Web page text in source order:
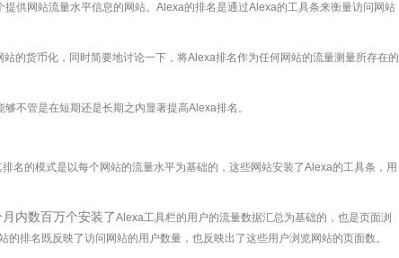
供网站流量水平信息的网站。Alexa的排名是通过Alexa的工具条来衡量访问网站
的货币化，同时简要地讨论一下，将Alexa排名作为任何网站的流量测量所存在的
不管是在短期还是长期之内显著提高Alexa排名。
名的模式是以每个网站的流量水平为基础的，这些网站安装了Alexa的工具条，用
内数百万个安装了Alexa工具栏的用户的流量数据汇总为基础的，也是页面浏
排名既反映了访问网站的用户数量，也反映出了这些用户浏览网站的页面数。